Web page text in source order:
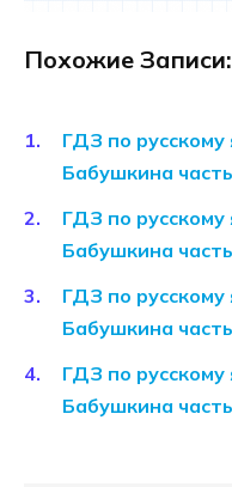
Похожие Записи:
ГДЗ по русскому
Бабушкина
ГДЗ по русскому
Бабушкина
ГДЗ по русскому
Бабушкина
ГДЗ по русскому
Бабушкина